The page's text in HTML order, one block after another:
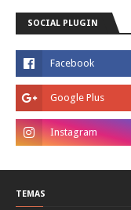
SOCIAL PLUGIN
TEMAS